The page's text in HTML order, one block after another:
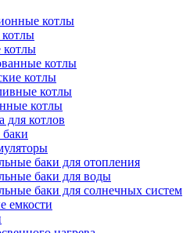
котлы
котлы
котлы
котлы
котлы
котлы
для котлов
баки для отопления
баки для воды
баки для солнечных систем
емкости